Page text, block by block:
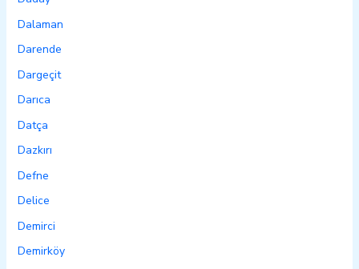
Dalaman
Darende
Dargeçit
Darıca
Datça
Dazkırı
Defne
Delice
Demirci
Demirköy